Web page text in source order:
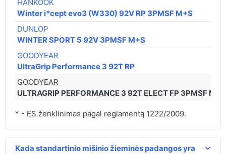
HANKOOK
Winter i*cept evo3 (W330) 92V RP 3PMSF M+S
DUNLOP
WINTER SPORT 5 92V 3PMSF M+S
GOODYEAR
UltraGrip Performance 3 92T RP
GOODYEAR
ULTRAGRIP PERFORMANCE 3 92T ELECT FP 3PMSF M+S
* - ES ženklinimas pagal reglamentą 1222/2009.
Kada standartinio mišinio žieminės padangos yra